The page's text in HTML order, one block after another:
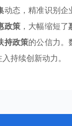
动态，精准识别
政策，大幅缩短了
持政策的公信力。
持续创新动力。